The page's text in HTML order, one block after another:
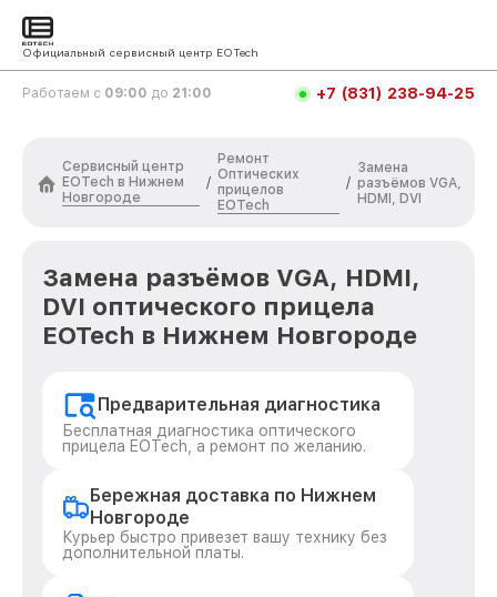
Официальный сервисный центр EOTech
Работаем с 09:00 до 21:00 +7 (831) 238-94-25
Сервисный центр
EOTech в Нижнем
Новгороде
/
Ремонт
Оптических
прицелов
EOTech
/
Замена
разъёмов VGA,
HDMI, DVI
Замена разъёмов VGA, HDMI,
DVI оптического прицела
EOTech в Нижнем Новгороде
Предварительная диагностика
Бесплатная диагностика оптического
прицела EOTech, а ремонт по желанию.
Бережная доставка по Нижнем
Новгороде
Курьер быстро привезет вашу технику без
дополнительной платы.